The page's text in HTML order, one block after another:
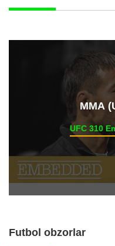
ММА
UFC 310
Futbol obzorlar